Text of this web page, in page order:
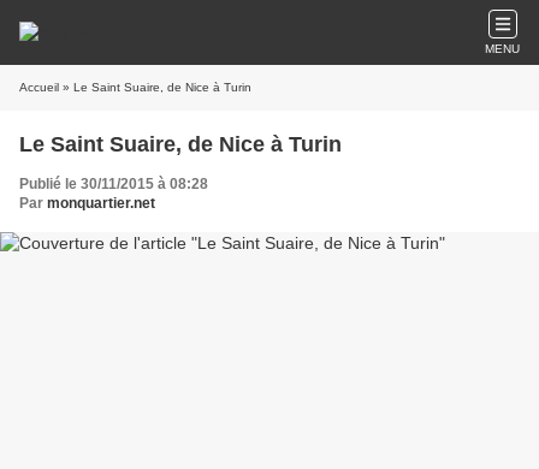
MENU
Accueil » Le Saint Suaire, de Nice à Turin
Le Saint Suaire, de Nice à Turin
Publié le 30/11/2015 à 08:28
Par monquartier.net